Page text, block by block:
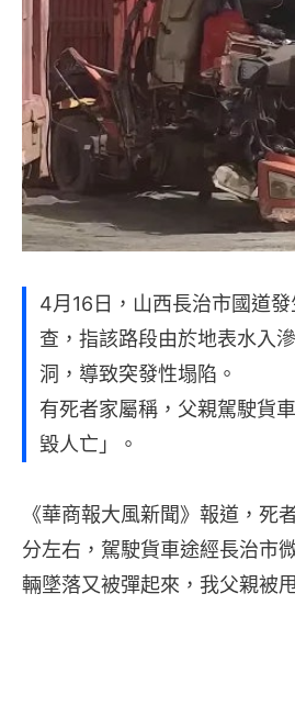
4月16日，山西長治市國道
查，指該路段由於地表水入
洞，導致突發性塌陷。
有死者家屬稱，父親駕駛貨
毀人亡」。
《華商報大風新聞》報道，
分左右，駕駛貨車途經長治市
輛墜落又被彈起來，我父親被